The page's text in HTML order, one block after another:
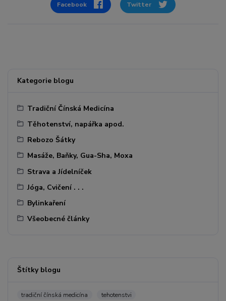
Kategorie blogu
Tradiční Čínská Medicína
Těhotenství, napářka apod.
Rebozo Šátky
Masáže, Baňky, Gua-Sha, Moxa
Strava a Jídelníček
Jóga, Cvičení . . .
Bylinkaření
Všeobecné články
Štítky blogu
tradiční čínská medicína
tehotenstvi
Facebook Twitter